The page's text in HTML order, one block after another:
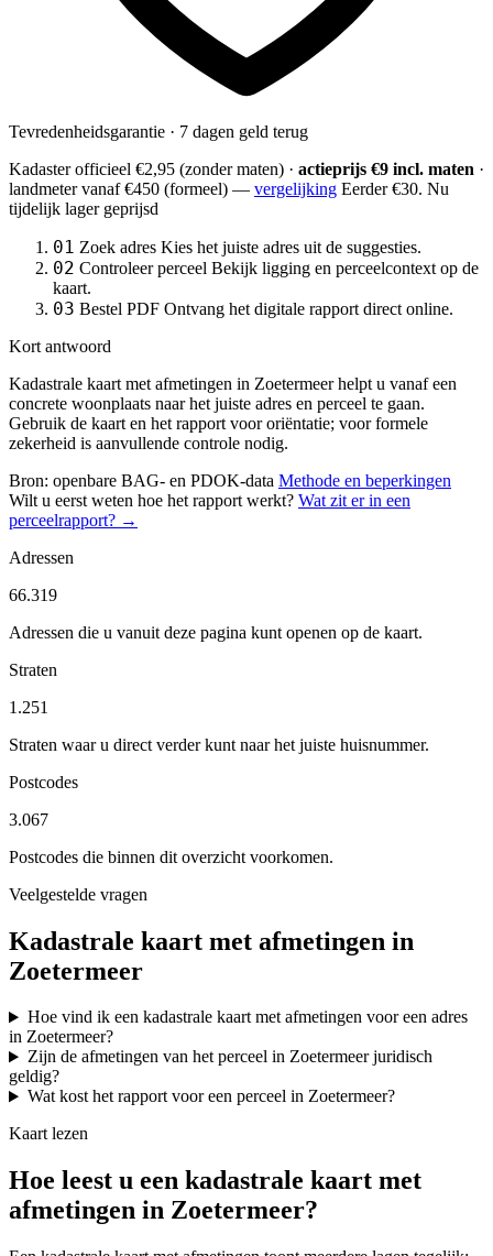
Tevredenheidsgarantie · 7 dagen geld terug
Kadaster officieel €2,95 (zonder maten) · actieprijs €9 incl. maten ·
landmetervanaf €450 (formeel) — vergelijking Eerder €30. Nu
tijdelijk lager geprijsd
01 Zoek adres Kies het juiste adres uit de suggesties.
02 Controleer perceel Bekijk ligging en perceelcontext op de
kaart.
03 Bestel PDF Ontvang het digitale rapport direct online.
Kort antwoord
Kadastrale kaart met afmetingen in Zoetermeer helpt u vanaf een
concrete woonplaats naar het juiste adres en perceel te gaan.
Gebruik de kaart en het rapport voor oriëntatie; voor formele
zekerheid is aanvullende controle nodig.
Bron: openbare BAG- en PDOK-data Methode en beperkingen
Wilt u eerst weten hoe het rapport werkt? Wat zit er in een
perceelrapport? →
Adressen
66.319
Adressen die u vanuit deze pagina kunt openen op de kaart.
Straten
1.251
Straten waar u direct verder kunt naar het juiste huisnummer.
Postcodes
3.067
Postcodes die binnen dit overzicht voorkomen.
Veelgestelde vragen
Kadastrale kaart met afmetingen in
Zoetermeer
Hoe vind ik een kadastrale kaart met afmetingen voor een adres
in Zoetermeer?
Zijn de afmetingen van het perceel in Zoetermeer juridisch
geldig?
Wat kost het rapport voor een perceel in Zoetermeer?
Kaart lezen
Hoe leest u een kadastrale kaart met
afmetingen in Zoetermeer?